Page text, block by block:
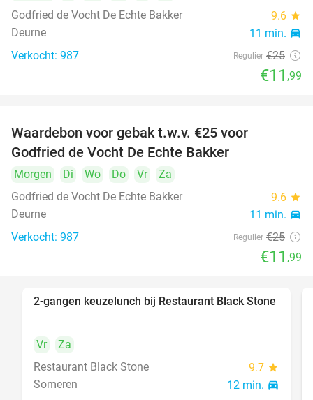
Godfried de Vocht De Echte Bakker
9.6 star
Deurne 11 min. directions_car
Verkocht: 987 Regulier €25
€11 ,99
Waardebon voor gebak t.w.v. €25 voor
Godfried de Vocht De Echte Bakker
Morgen Di Wo Do Vr
Za
Godfried de Vocht De Echte Bakker
9.6 star
Deurne 11 min. directions_car
Verkocht: 987 Regulier €25
€11 ,99
36%
2-gangen keuzelunch bij Restaurant Black Stone
Vr
Za
Restaurant Black Stone
9.7 star
Someren 12 min. directions_car